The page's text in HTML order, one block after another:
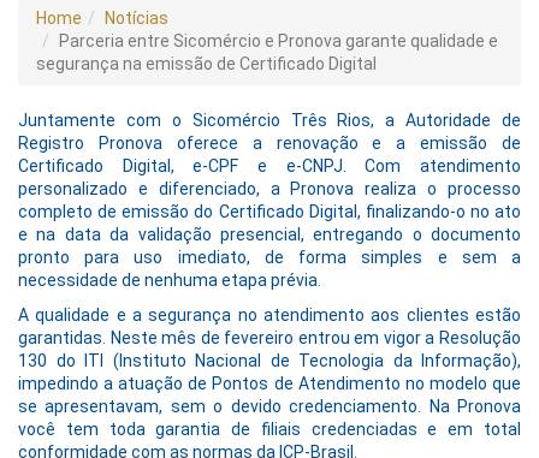
Home
Notícias
Parceria entre Sicomércio e Pronova garante qualidade e
segurança na emissão de Certificado Digital
Juntamente com o Sicomércio Três Rios, a Autoridade de
Registro Pronova oferece a renovação e a emissão de
Certificado Digital, e-CPF e e-CNPJ. Com atendimento
personalizado e diferenciado, a Pronova realiza o processo
completo de emissão do Certificado Digital, finalizando-o no ato
e na data da validação presencial, entregando o documento
pronto para uso imediato, de forma simples e sem a
necessidade de nenhuma etapa prévia.
A qualidade e a segurança no atendimento aos clientes estão
garantidas. Neste mês de fevereiro entrou em vigor a Resolução
130 do ITI (Instituto Nacional de Tecnologia da Informação),
impedindo a atuação de Pontos de Atendimento no modelo que
se apresentavam, sem o devido credenciamento. Na Pronova
você tem toda garantia de filiais credenciadas e em total
conformidade com as normas da ICP-Brasil.